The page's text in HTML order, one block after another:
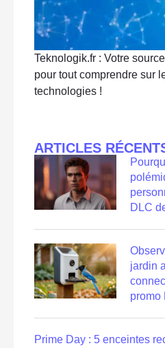
Teknologik.fr : Votre
pour tout comprendre sur
technologies !
ARTICLES
DLC
jardin
promo
Prime Day : 5 enceintes